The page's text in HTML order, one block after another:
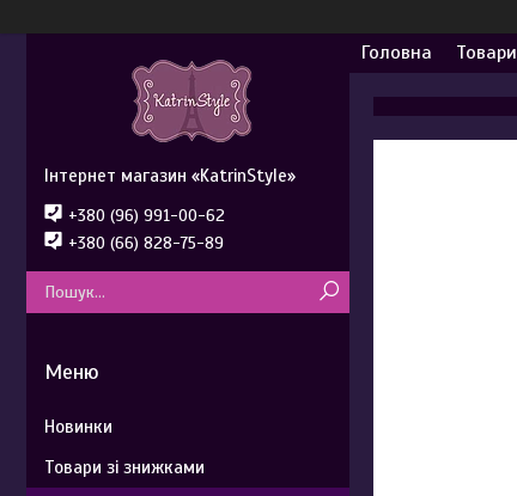
Головна Товари
Інтернет магазин «KatrinStyle»
+380 (96) 991-00-62
+380 (66) 828-75-89
Новинки
Товари зі знижками